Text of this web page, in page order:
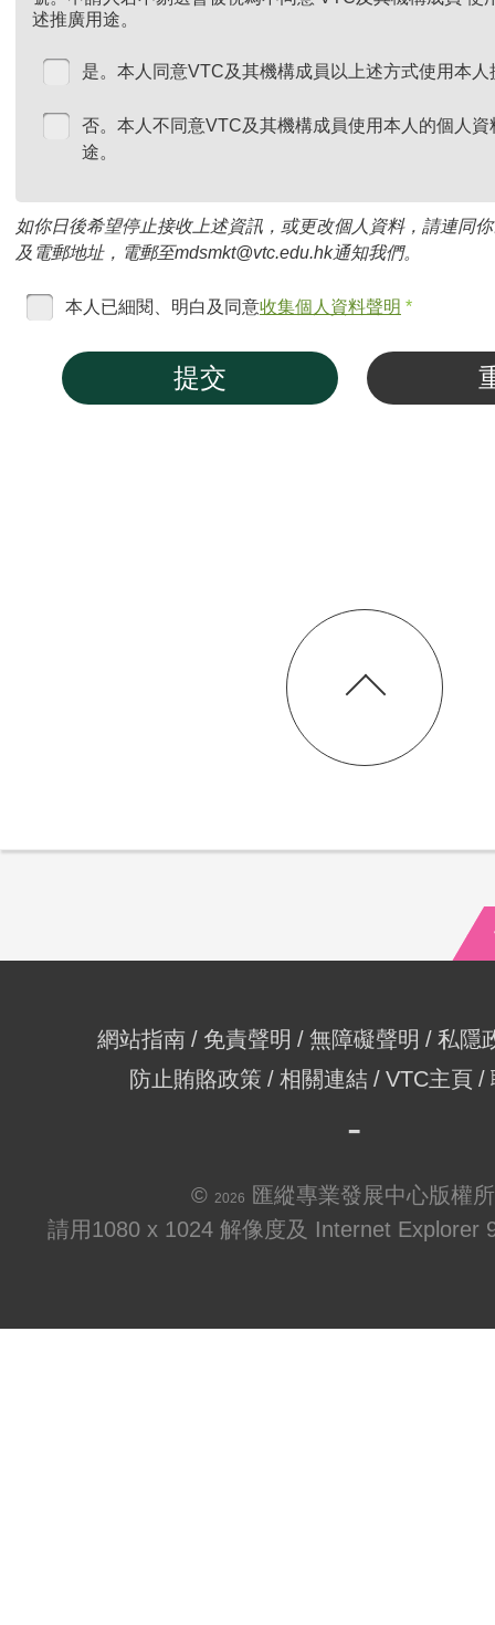
述推廣用途。
是。本人同意VTC及其機構成員以上述方式使用本
否。本人不同意VTC及其機構成員使用本人的個人
途。
如你日後希望停止接收上述資訊，或更改個人資料，請連同
及電郵地址，電郵至mdsmkt@vtc.edu.hk通知我們。
本人已細閱、明白及同意收集個人資料聲明 *
提交
網站指南 免責聲明 無障礙聲明
私隱
防止賄賂政策
相關連結 VTC主頁
© 2026
匯縱專業發展中心版權
請用1080 x 1024 解像度及 Internet Explorer